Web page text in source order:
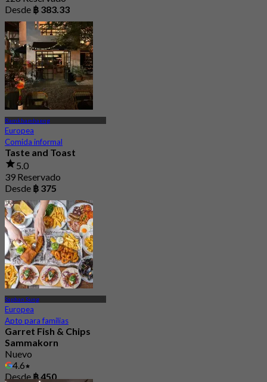
Desde ฿ 383.33
Ramkhamhaeng
Europea
Comida informal
Taste and Toast
5.0
39 Reservado
Desde ฿ 375
Saphan Sung
Europea
Apto para familias
Garret Fish & Chips
Sammakorn
Nuevo
4.6
Desde ฿ 450